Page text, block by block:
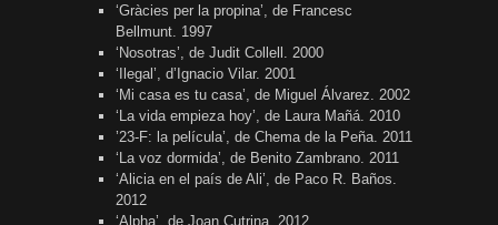
‘Gràcies per la propina’, de Francesc
Bellmunt. 1997
‘Nosotras’, de Judit Collell. 2000
‘Ilegal’, d’Ignacio Vilar. 2001
‘Mi casa es tu casa’, de Miguel Álvarez. 2002
‘La vida empieza hoy’, de Laura Mañá. 2010
’23-F: la película’, de Chema de la Peña. 2011
‘La voz dormida’, de Benito Zambrano. 2011
‘Alicia en el país de Ali’, de Paco R. Baños.
2012
‘Alpha’, de Joan Cutrina. 2012